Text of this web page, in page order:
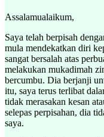
Assalamualaikum,
Saya telah berpisah
mula mendekatkan diri
sangat bersalah atas
melakukan mukadimah
bercumbu. Dia berjanji
itu, saya terus terlibat
tidak merasakan kesan
selepas perpisahan, dia
saya.